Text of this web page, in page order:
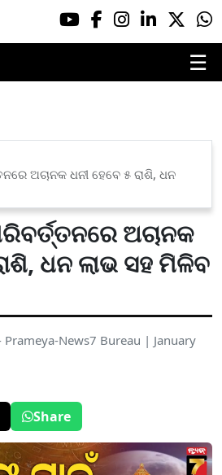
☰
ଅଚାନକ ଧନୀ ହେବେ ୫ ରାଶି, ଧନ
ଅଚାନକ
ଧନ ଲାଭ ସହ ମିଳିବ
Prameya-News7 Bureau | January
Share